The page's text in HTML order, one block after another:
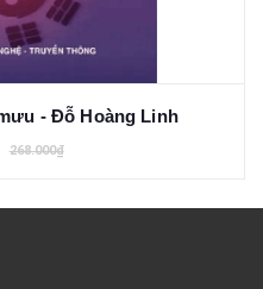
- Đỗ Hoàng Linh
268.000₫